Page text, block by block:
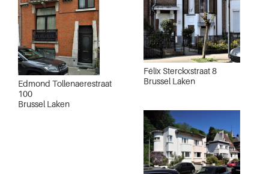
Edmond Tollenaerestraat
100
Brussel Laken
Félix Sterckxstraat 8
Brussel Laken